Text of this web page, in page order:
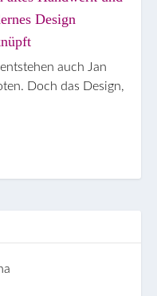
Design
auch Jan
Doch das Design,